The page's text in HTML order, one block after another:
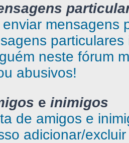
mensagens
neste fórum
abusivos!
e inimigos
de amigos e
adicionar/